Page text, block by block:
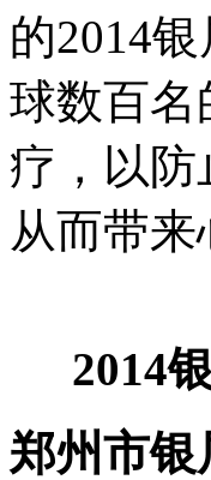
的2014
球数百名
疗，以
从而带
2014
郑州市